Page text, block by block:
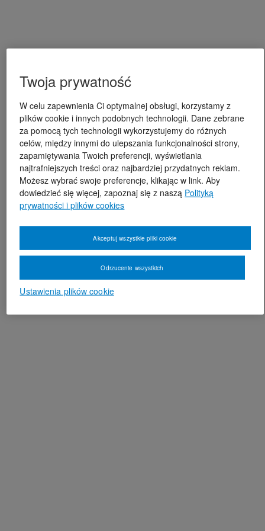
Twoja prywatność
W celu zapewnienia Ci optymalnej obsługi, korzystamy z
plików cookie i innych podobnych technologii. Dane zebrane
za pomocą tych technologii wykorzystujemy do różnych
celów, między innymi do ulepszania funkcjonalności strony,
zapamiętywania Twoich preferencji, wyświetlania
najtrafniejszych treści oraz najbardziej przydatnych reklam.
Możesz wybrać swoje preferencje, klikając w link. Aby
dowiedzieć się więcej, zapoznaj się z naszą Polityką
prywatności i plików cookies
Ustawienia plików cookie
Odrzucenie wszystkich
Akceptuj wszystkie pliki cookie